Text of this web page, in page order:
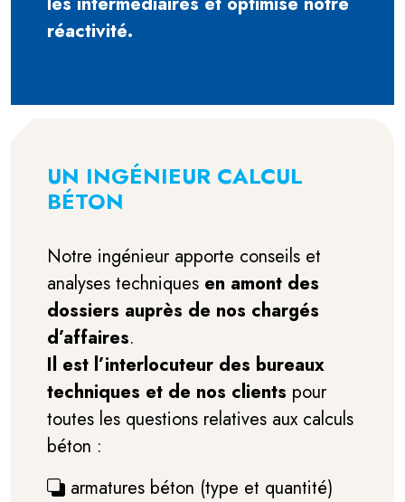
réactivité.
UN INGÉNIEUR CALCUL
BÉTON
Notre ingénieur apporte conseils et
analyses techniques en amont des
dossiers auprès de nos chargés
d’affaires.
Il est l’interlocuteur des bureaux
techniques et de nos clients pour
toutes les questions relatives aux calculs
béton :
armatures béton (type et quantité)